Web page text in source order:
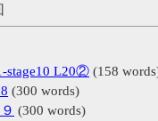
stage10 L20② (158
(300 words)
(300 words)